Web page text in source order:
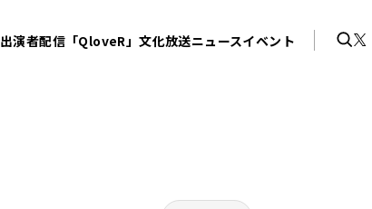
出演者配信「QloveR」文化放送ニュースイベント